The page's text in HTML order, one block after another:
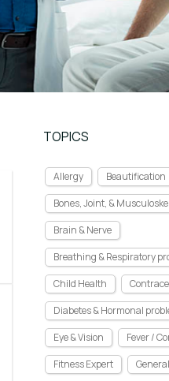
TOPICS
Allergy Beautification
Bones, Joint, &
Brain & Nerve
Breathing & Respiratory
Child Health
Diabetes & Hormonal
Eye & Vision
Fever /
Fitness Expert